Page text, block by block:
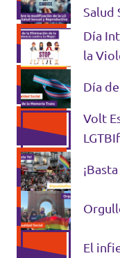
Volt
Volt Malta
Volt Noruega
Volt Países Bajos
Volt Polonia
Volt Portugal
Volt Reino
Volt Rumanía
Salud
Día
la
Día
Volt
El